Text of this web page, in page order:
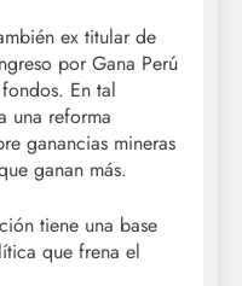
ex titular de
por Gana Perú
En tal
una reforma
ganancias mineras
ganan más.
tiene una base
que frena el